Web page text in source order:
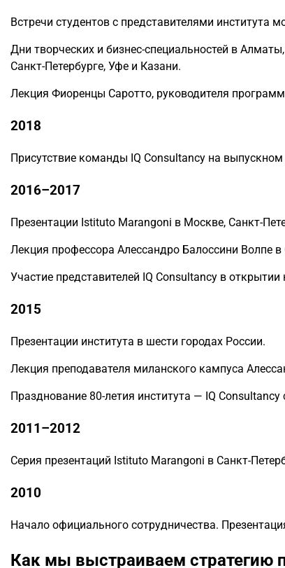
Встречи студентов с представителями института
Дни творческих и бизнес-специальностей в
Санкт-Петербурге, Уфе и Казани.
Лекция Фиоренцы Саротто, руководителя
2018
Присутствие команды IQ Consultancy на
2016–2017
Презентации Istituto Marangoni в Москве, Санкт-
Лекция профессора Алессандро Балоссини Волпе в
Участие представителей IQ Consultancy в
2015
Презентации института в шести городах России.
Лекция преподавателя миланского кампуса
Празднование 80-летия института — IQ
2011–2012
Серия презентаций Istituto Marangoni в Санкт-
2010
Начало официального сотрудничества.
Как мы выстраиваем стратегию